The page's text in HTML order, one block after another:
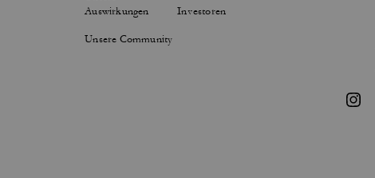
Auswirkungen
Unsere Community
Investoren